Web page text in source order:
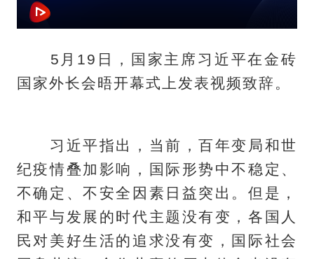
5月19日，国家主席习近平在金砖
国家外长会晤开幕式上发表视频致辞。
习近平指出，当前，百年变局和世
纪疫情叠加影响，国际形势中不稳定、
不确定、不安全因素日益突出。但是，
和平与发展的时代主题没有变，各国人
民对美好生活的追求没有变，国际社会